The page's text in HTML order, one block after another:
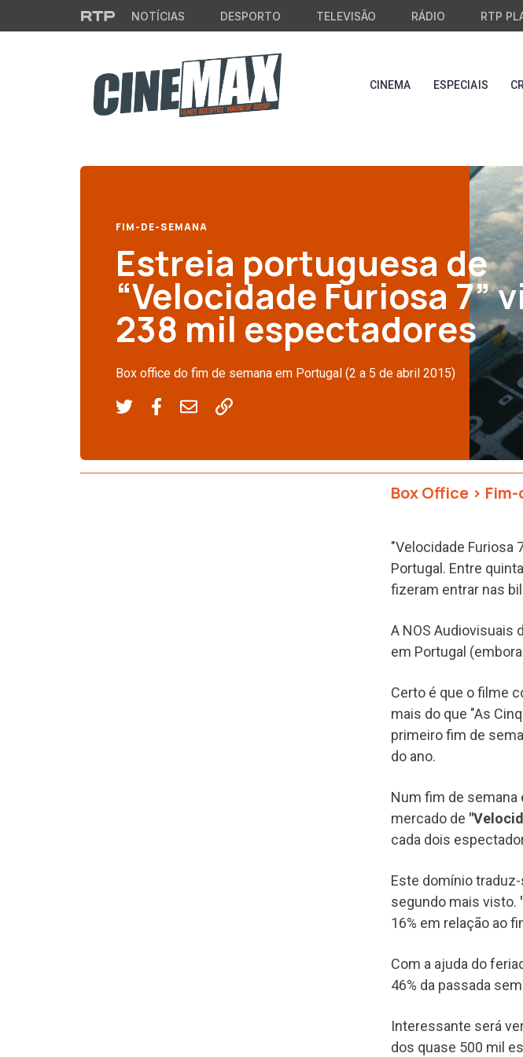
Saltar para o conteúdo principal
NOTÍCIAS DESPORTO TELEVISÃO RÁDIO RTP
CINEMA ESPECIAIS
FIM-DE-SEMANA
Estreia portuguesa de
“Velocidade Furiosa 7”
238 mil espectadores
Box office do fim de semana em Portugal (2 a 5 de abril 2015)
Box Office >
"Velocidade Furiosa
Portugal. Entre
fizeram entrar nas
A NOS Audiovisuais
em Portugal
Certo é que o filme
mais do que "As
primeiro fim de
do ano.
Num fim de semana
mercado de
cada dois
Este domínio
segundo mais visto.
16% em relação ao
Com a ajuda do
46% da passada
Interessante será
dos quase 500 mil